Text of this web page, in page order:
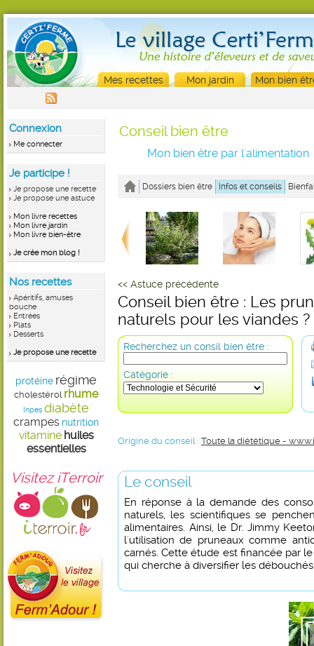
Mes recettes Mon jardin Mon bien
Connexion
Me connecter
Je participe !
Je propose une recette
Je propose une astuce
Mon livre recettes
Mon livre jardin
Mon livre bien-être
Je crée mon blog !
Nos recettes
Apéritifs, amuses
bouche
Entrées
Plats
Desserts
Je propose une recette
protéine régime
cholestérol rhume
Inpes diabète
crampes nutrition
vitamine huiles
essentielles
Visitez iTerroir
Conseil bien être
Mon bien être par l'alimentation
Dossiers bien être Infos et conseils
<< Astuce précédente
Conseil bien être : Les
naturels pour les viandes ?
Recherchez un consil bien être :
Catégorie :
Origine du conseil : Toute la diététique -
Le conseil
En réponse à la demande des
naturels, les scientifiques se
alimentaires. Ainsi, le Dr. Jimmy
l'utilisation de pruneaux comme
carnés. Cette étude est financée par
qui cherche à diversifier les